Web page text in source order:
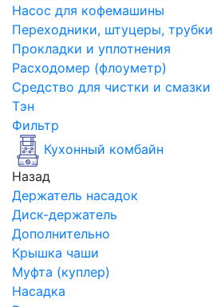
Насос для кофемашины
Переходники, штуцеры, трубки
Прокладки и уплотнения
Расходомер (флоуметр)
Средство для чистки и смазки
Тэн
Фильтр
Кухонный комбайн
Назад
Держатель насадок
Диск-держатель
Дополнительно
Крышка чаши
Муфта (куплер)
Насадка